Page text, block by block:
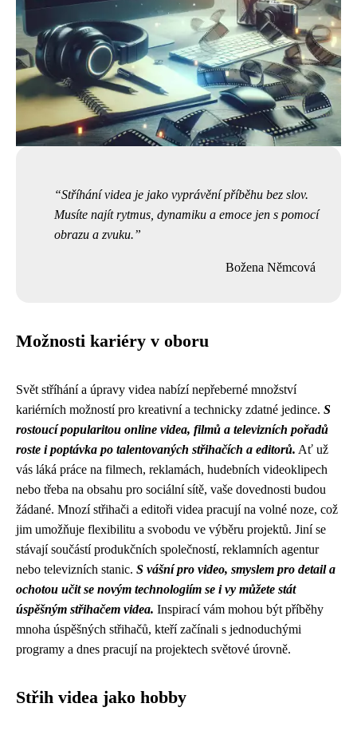
Stříhání videa je jako vyprávění příběhu bez slov.
Musíte najít rytmus, dynamiku a emoce jen s pomocí
obrazu a zvuku.
Božena Němcová
Možnosti kariéry v oboru
Svět stříhání a úpravy videa nabízí nepřeberné množství
kariérních možností pro kreativní a technicky zdatné jedince. S
rostoucí popularitou online videa, filmů a televizních pořadů
roste i poptávka po talentovaných střihačích a editorů. Ať už
vás láká práce na filmech, reklamách, hudebních videoklipech
nebo třeba na obsahu pro sociální sítě, vaše dovednosti budou
žádané. Mnozí střihači a editoři videa pracují na volné noze, což
jim umožňuje flexibilitu a svobodu ve výběru projektů. Jiní se
stávají součástí produkčních společností, reklamních agentur
nebo televizních stanic. S vášní pro video, smyslem pro detail a
ochotou učit se novým technologiím se i vy můžete stát
úspěšným střihačem videa. Inspirací vám mohou být příběhy
mnoha úspěšných střihačů, kteří začínali s jednoduchými
programy a dnes pracují na projektech světové úrovně.
Střih videa jako hobby